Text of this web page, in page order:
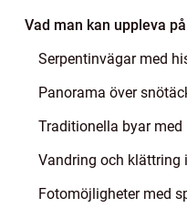
Vad man kan uppleva
Serpentinvägar med
Panorama över
Traditionella byar
Vandring och klättring
Fotomöjligheter med